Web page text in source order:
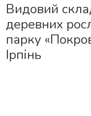
Видовий
деревних
парку
Ірпінь